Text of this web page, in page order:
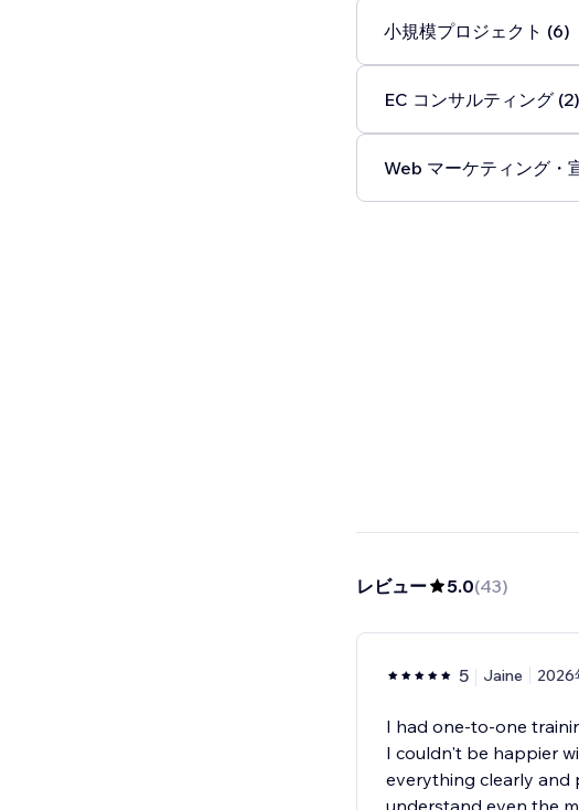
小規模プロジェクト (6)
EC コンサルティング (2)
Web マーケティング・
レビュー 5.0(43)
5 Jaine 2026
I had one-to-one
I couldn't be happier
everything clearly and
understand even the